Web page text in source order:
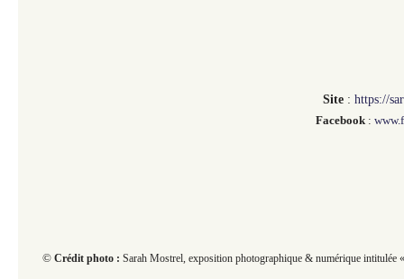
Site : https://
Facebook :
© Crédit photo : Sarah Mostrel, exposition photographique & numérique intitulée